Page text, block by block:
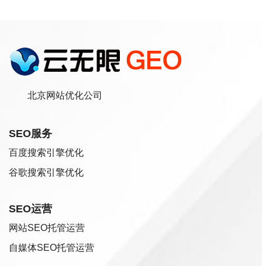
北京网站优化公司
SEO服务
百度搜索引擎优化
谷歌搜索引擎优化
SEO运营
网站SEO托管运营
自媒体SEO托管运营